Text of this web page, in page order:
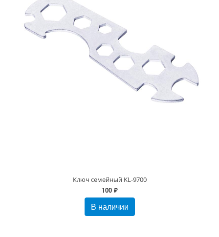
Ключ семейный KL-9700
100 ₽
В наличии